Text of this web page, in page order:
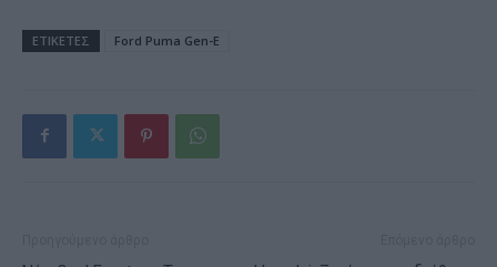
ΕΤΙΚΕΤΕΣ Ford Puma Gen-E